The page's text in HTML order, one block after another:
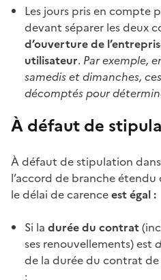
Les jours pris en compte
devant séparer les deux
d’ouverture de
utilisateur. Par exemple,
samedis et dimanches,
décomptés pour
À défaut de
À défaut de stipulation
l’accord de branche
ledélai de carenceest égal :
Si la durée du contrat
ses renouvellements) est
de la durée du contrat
;